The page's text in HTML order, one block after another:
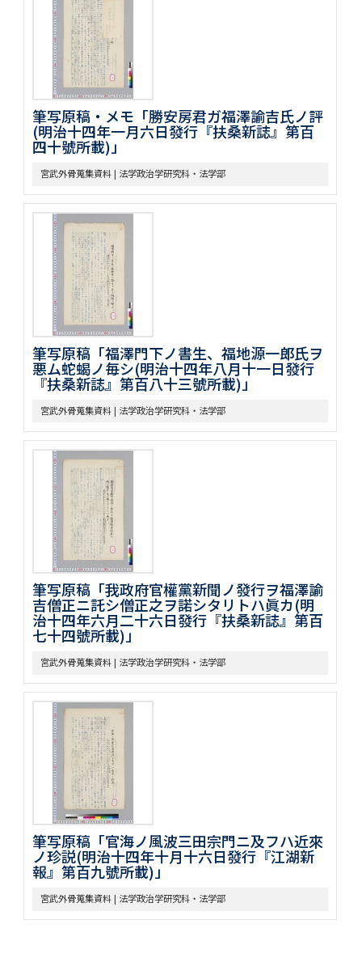
筆写原稿・メモ「勝安房君ガ福澤諭吉氏ノ評
(明治十四年一月六日發行『扶桑新誌』第百
四十號所載)」
宮武外骨蒐集資料 | 法学政治学研究科・法学部
筆写原稿「福澤門下ノ書生、福地源一郎氏ヲ
悪ム蛇蝎ノ毎シ(明治十四年八月十一日發行
『扶桑新誌』第百八十三號所載)」
宮武外骨蒐集資料 | 法学政治学研究科・法学部
筆写原稿「我政府官權黨新聞ノ發行ヲ福澤諭
吉僧正ニ託シ僧正之ヲ諾シタリトハ眞カ(明
治十四年六月二十六日發行『扶桑新誌』第百
七十四號所載)」
宮武外骨蒐集資料 | 法学政治学研究科・法学部
筆写原稿「官海ノ風波三田宗門ニ及フハ近來
ノ珍説(明治十四年十月十六日發行『江湖新
報』第百九號所載)」
宮武外骨蒐集資料 | 法学政治学研究科・法学部